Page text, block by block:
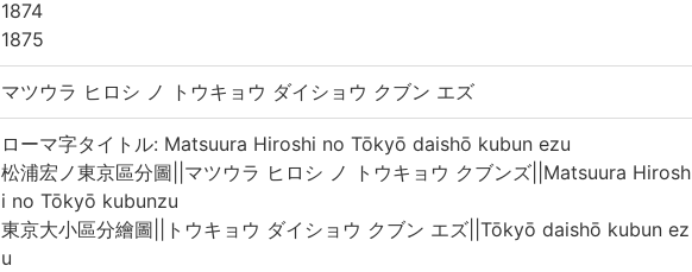
1874
1875
マツウラ ヒロシ ノ トウキョウ ダイショウ クブン エズ
ローマ字タイトル: Matsuura Hiroshi no Tōkyō daishō kubun ezu
松浦宏ノ東京區分圖||マツウラ ヒロシ ノ トウキョウ クブンズ||Matsuura Hirosh
i no Tōkyō kubunzu
東京大小區分繪圖||トウキョウ ダイショウ クブン エズ||Tōkyō daishō kubun ez
u